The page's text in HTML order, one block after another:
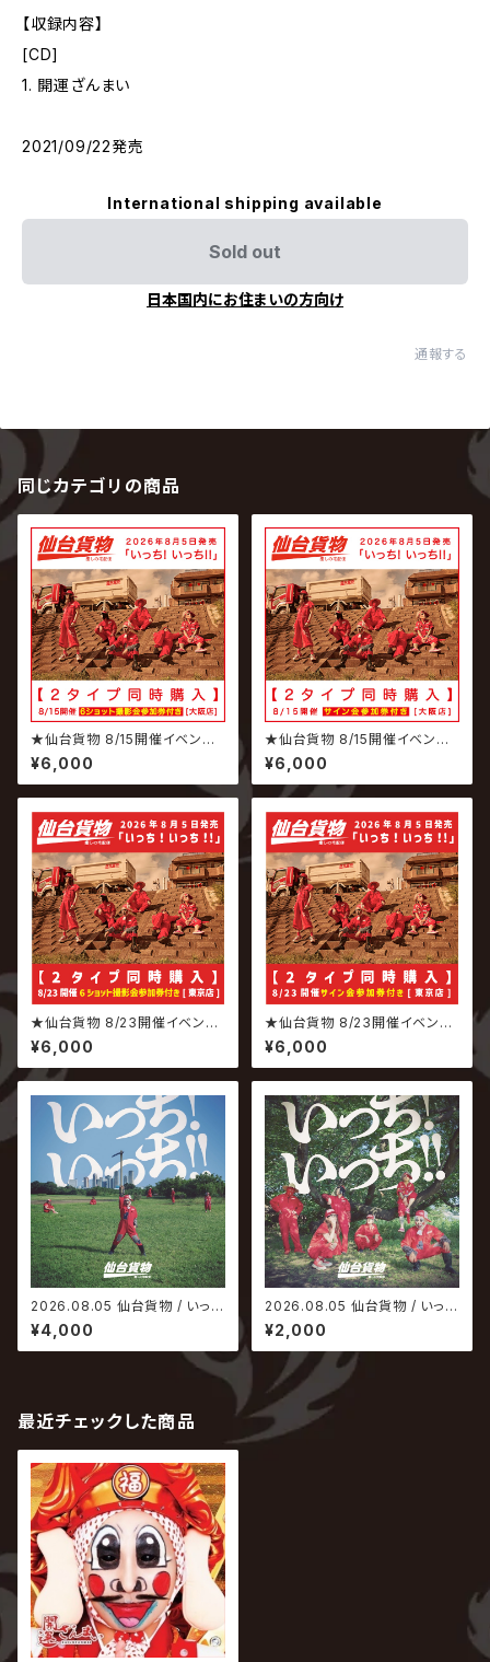
【収録内容】
[CD]
1. 開運ざんまい
2021/09/22発売
International shipping available
Sold out
日本国内にお住まいの方向け
通報する
同じカテゴリの商品
★仙台貨物 8/15開催イベント
専用商品★ 2026.08.05 仙台
貨物 / いっち! いっち!! 【6ショッ
ト撮影会参加権付】
¥6,000
★仙台貨物 8/15開催イベント
専用商品★ 2026.08.05 仙台
貨物 / いっち! いっち!! 【サイン
会参加権付】
¥6,000
★仙台貨物 8/23開催イベント
専用商品★ 2026.08.05 仙台
貨物 / いっち! いっち!! 【6ショッ
ト撮影会参加権付】
¥6,000
★仙台貨物 8/23開催イベント
専用商品★ 2026.08.05 仙台
貨物 / いっち! いっち!! 【サイン
会参加権付】
¥6,000
2026.08.05 仙台貨物 / いっ
ち! いっち!!【Type-A】
¥4,000
2026.08.05 仙台貨物 / いっ
ち! いっち!!【Type-B】
¥2,000
最近チェックした商品